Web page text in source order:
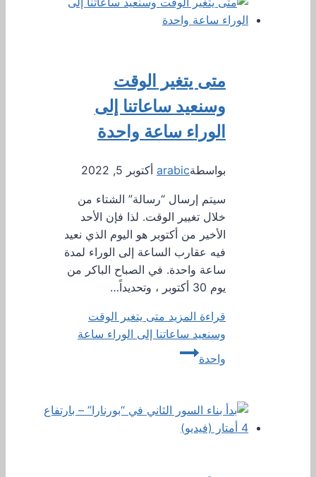
متى يتغير الوقت
وسنعيد ساعاتنا إلى
الوراء ساعة واحدة
بواسطةarabic أكتوبر 5, 2022
سيتم إرسال “رسالة” الشتاء من
خلال تغيير الوقت. لذا فإن الأحد
الأخير من أكتوبر هو اليوم الذي نعيد
فيه عقارب الساعة إلى الوراء لمدة
ساعة واحدة. في الصباح الباكر من
يوم 30 أكتوبر ، وتحديداً…
قراءة المزيد متى يتغير الوقت
وسنعيد ساعاتنا إلى الوراء ساعة
واحدة